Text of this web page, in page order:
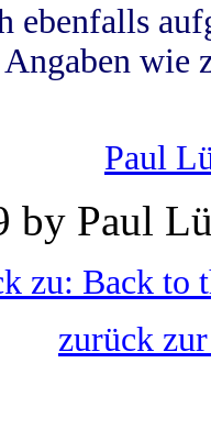
ebenfalls
wie
Paul
by Paul
zu: Back to
zurück